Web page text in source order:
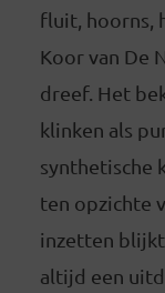
fluit, hoorns,
Koor van De
dreef. Het
klinken als
synthetische
ten opzichte
inzetten
altijd een